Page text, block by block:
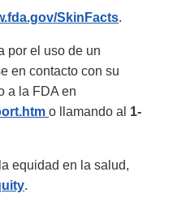
SkinFacts.
por el uso de un
en contacto con su
a la FDA en
o llamando al 1-
equidad en la salud,
.